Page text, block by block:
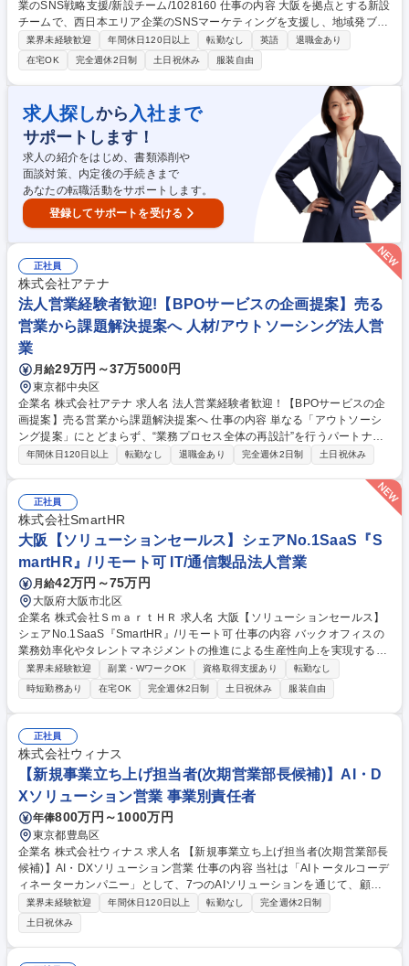
業のSNS戦略支援/新設チーム/1028160 仕事の内容 大阪を拠点とする新設
チームで、西日本エリア企業のSNSマーケティングを支援し、地域発ブラ
ンドの成長を推進することがミッションです。経営者層と直接対話し、S
NS・インフルエンサー施策で地方企業の魅力を全国 へ発信し、売上拡大
に貢献します。 ■西日本エリアの企業・楽天市場店舗へのSNS・インフル
エンサー施策の提案営業 ■YouTube、Instagramなどを活用した販促企画
の立案、および実行 ■キャンペーンの運用ディレクション、実施後の効果
分析、改善提案 ■楽天市場事業部や制作チームなど、社内関連部署との連
携・協業 ■地域経済や中小企業支援に繋がる、地域密着型のソリューショ
ン提供 募集職種 ◇【マーケティング営業】西日本企業のSNS戦略支援/新
設チーム/1028160
業界未経験歓迎 年間休日120日以上 転勤なし 英語
退職金あり
在宅OK
完全週休2日制 土日祝休み 服装自由
求人探しから 入社まで
サポートします！
求人の紹介をはじめ、書類添削や
面談対策、内定後の手続きまで
あなたの転職活動をサポートします。
登録してサポートを受ける
正社員
株式会社アテナ
法人営業経験者歓迎!【BPOサービスの企画提案】売る
営業から課題解決提案へ 人材/アウトソーシング法人営
業
月給29万円～37万5000円
東京都中央区
企業名 株式会社アテナ 求人名 法人営業経験者歓迎！【BPOサービスの企
画提案】売る営業から課題解決提案へ 仕事の内容 単なる「アウトソーシ
ング提案」にとどまらず、“業務プロセス全体の再設計”を行うパートナー
として選ばれています。今回募集するのは、課題を深く理解し、最適なソ
人営業を行っていただきます。顧客のニーズ・業務課題をヒアリングし、
最適なBPOサービスの企画・提案を行って頂きます。またプロジェクトの
設計や担当部署と連携し、プロジェクトを成功に導いて頂きます。また顧
客との信頼関係を構築し、長期的に価値を提供して頂きます。 ※提案例：
催事案内DM発送代行、ギフトカード受注代行事務局 募集職種 法人営業経
験者歓迎！【BPOサービスの企画提案】売る営業から課題解決提案へ
年間休日120日以上 転勤なし 退職金あり 完全週休2日制 土日祝休み
正社員
株式会社SmartHR
大阪【ソリューションセールス】シェアNo.1SaaS『S
martHR』/リモート可 IT/通信製品法人営業
月給42万円～75万円
大阪府大阪市北区
企業名 株式会社ＳｍａｒｔＨＲ 求人名 大阪【ソリューションセールス】
シェアNo.1SaaS『SmartHR』/リモート可 仕事の内容 バックオフィスの
業務効率化やタレントマネジメントの推進による生産性向上を実現するS
martHRにて、初回商談～導入までのセールス業務を担当いただきます。
【業務内容】 ■インサイドセールスが初回商談まで獲得した見込み顧客へ
の提案および受注導入までのクロージング ■顧客の経営課題に紐づく人事
労務課題のヒアリングと解決策提示 ■SmartHRが提供している他サービス
（マルチプロダクト）を活用した業務効率化およびデータ活用提案 ■企業
の成長規模に応じた戦略立案と実行、PDCAによる改善 募集職種 大阪
【ソリューションセールス】シェアNo.1SaaS『SmartHR』/リモート可
業界未経験歓迎 副業・WワークOK 資格取得支援あり
転勤なし
時短勤務あり
在宅OK 完全週休2日制 土日祝休み 服装自由
正社員
株式会社ウィナス
【新規事業立ち上げ担当者(次期営業部長候補)】AI・D
Xソリューション営業 事業別責任者
年俸800万円～1000万円
東京都豊島区
企業名 株式会社ウィナス 求人名 【新規事業立ち上げ担当者(次期営業部長
候補)】AI・DXソリューション営業 仕事の内容 当社は「AIトータルコーデ
ィネーターカンパニー」として、7つのAIソリューションを通じて、顧客
のAX（AIトランスフォーメーション）を支援しています。現在は、AIソリ
ューションのラインナップを拡充しながら、 事業の土台となる顧客基盤を
本格的に構築していく立ち上げフェーズ。戦略を立てて指示を出すのでは
なく、自ら営業活動を行い、数字をつくりながら事業を前に進めるプレイ
業界未経験歓迎 年間休日120日以上 転勤なし
完全週休2日制
土日祝休み